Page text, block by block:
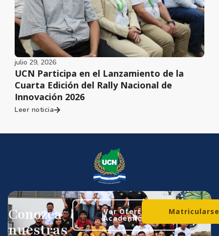
julio 29, 2026
UCN Participa en el Lanzamiento de la
Cuarta Edición del Rally Nacional de
Innovación 2026
Leer noticia
Conozca
nuestras
Ver Oferta
Académica